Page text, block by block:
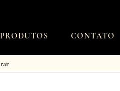
PRODUTOS CONTATO